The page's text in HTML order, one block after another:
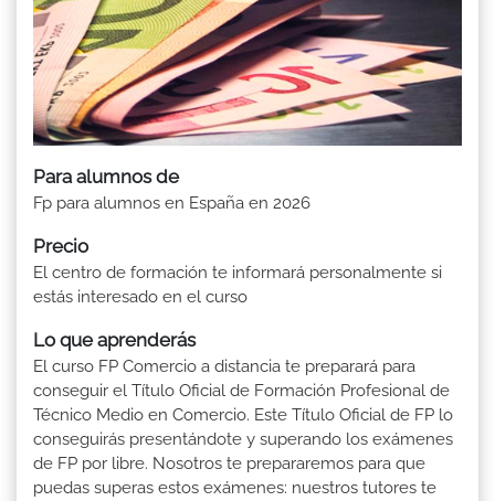
Para alumnos de
Fp para alumnos en España en 2026
Precio
El centro de formación te informará personalmente si
estás interesado en el curso
Lo que aprenderás
El curso FP Comercio a distancia te preparará para
conseguir el Título Oficial de Formación Profesional de
Técnico Medio en Comercio. Este Título Oficial de FP lo
conseguirás presentándote y superando los exámenes
de FP por libre. Nosotros te prepararemos para que
puedas superas estos exámenes: nuestros tutores te